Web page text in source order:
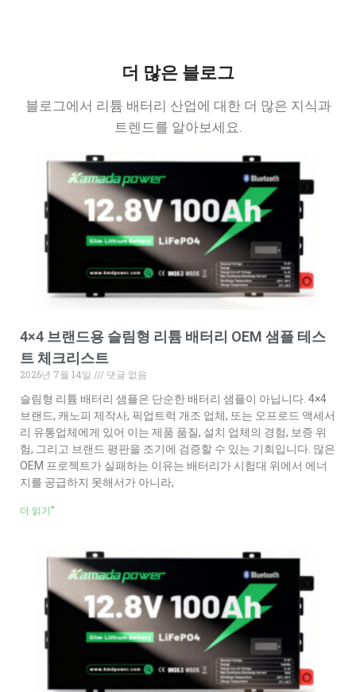
더 많은 블로그
블로그에서 리튬 배터리 산업에 대한 더 많은 지식과
트렌드를 알아보세요.
4×4 브랜드용 슬림형 리튬 배터리 OEM 샘플 테스
트 체크리스트
2026년 7월 14일
댓글 없음
슬림형 리튬 배터리 샘플은 단순한 배터리 샘플이 아닙니다. 4×4
브랜드, 캐노피 제작사, 픽업트럭 개조 업체, 또는 오프로드 액세서
리 유통업체에게 있어 이는 제품 품질, 설치 업체의 경험, 보증 위
험, 그리고 브랜드 평판을 조기에 검증할 수 있는 기회입니다. 많은
OEM 프로젝트가 실패하는 이유는 배터리가 시험대 위에서 에너
지를 공급하지 못해서가 아니라,
더 읽기"